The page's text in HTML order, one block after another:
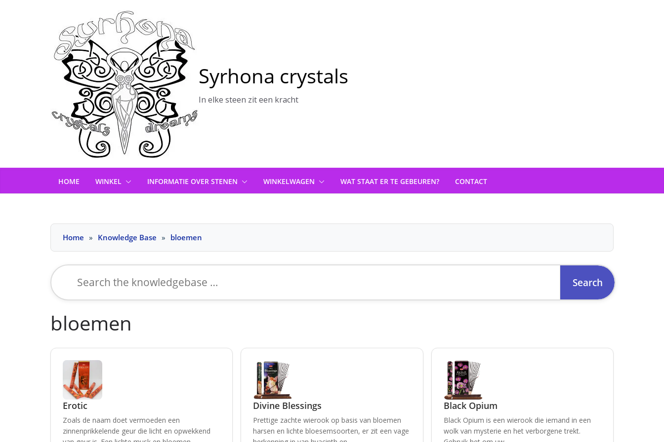
Syrhona crystals
In elke steen zit een kracht
HOME WINKEL INFORMATIE OVER STENEN WINKELWAGEN WAT STAAT ER TE GEBEUREN? CONTACT
Home Knowledge Base bloemen
Search
for:
bloemen
Erotic
Zoals de naam doet vermoeden een
zinnenprikkelende geur die licht en opwekkend
Divine Blessings
Prettige zachte wierook op basis van bloemen
harsen en lichte bloesemsoorten, er zit een vage
Black Opium
Black Opium is een wierook die iemand in een
wolk van mysterie en het verborgene trekt.